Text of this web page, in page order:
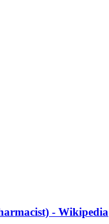
- Wikipedia